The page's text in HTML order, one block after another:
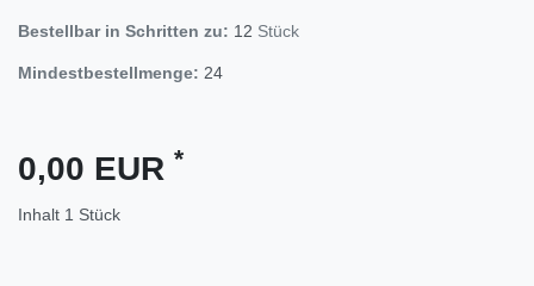
Bestellbar in Schritten zu: 12 Stück
Mindestbestellmenge: 24
0,00 EUR *
Inhalt 1 Stück